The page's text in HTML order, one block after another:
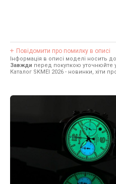
Повідомити про помилку в описі
Інформація в описі моделі носить
Завжди перед покупкою уточнюйте
Каталог SKMEI 2026 - новинки, хіти